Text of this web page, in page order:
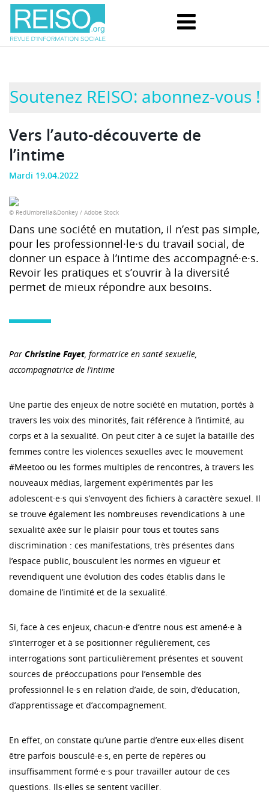
Soutenez REISO: abonnez-vous !
Vers l’auto-découverte de
l’intime
Mardi 19.04.2022
© RedUmbrella&Donkey / Adobe Stock
Dans une société en mutation, il n’est pas simple,
pour les professionnel·le·s du travail social, de
donner un espace à l’intime des accompagné·e·s.
Revoir les pratiques et s’ouvrir à la diversité
permet de mieux répondre aux besoins.
Par Christine Fayet, formatrice en santé sexuelle,
accompagnatrice de l’intime
Une partie des enjeux de notre société en mutation, portés à
travers les voix des minorités, fait référence à l’intimité, au
corps et à la sexualité. On peut citer à ce sujet la bataille des
femmes contre les violences sexuelles avec le mouvement
#Meetoo ou les formes multiples de rencontres, à travers les
nouveaux médias, largement expérimentés par les
adolescent·e·s qui s’envoyent des fichiers à caractère sexuel. Il
se trouve également les nombreuses revendications à une
sexualité axée sur le plaisir pour tous et toutes sans
discrimination : ces manifestations, très présentes dans
l’espace public, bousculent les normes en vigueur et
revendiquent une évolution des codes établis dans le
domaine de l’intimité et de la sexualité.
Si, face à ces enjeux, chacun·e d’entre nous est amené·e à
s’interroger et à se positionner régulièrement, ces
interrogations sont particulièrement présentes et souvent
sources de préoccupations pour l’ensemble des
professionnel·le·s en relation d’aide, de soin, d’éducation,
d’apprentissage et d’accompagnement.
En effet, on constate qu’une partie d’entre eux·elles disent
être parfois bousculé·e·s, en perte de repères ou
insuffisamment formé·e·s pour travailler autour de ces
questions. Ils·elles se sentent vaciller.